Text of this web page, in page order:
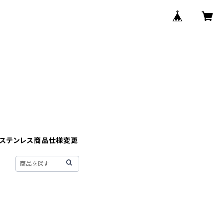
ステンレス商品仕様変更